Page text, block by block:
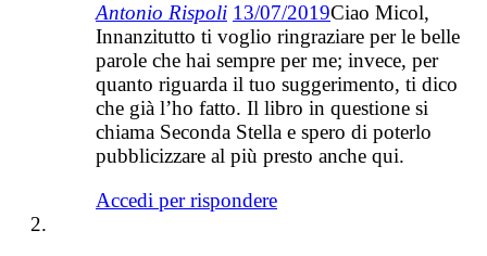
Antonio Rispoli 13/07/2019Ciao Micol,
Innanzitutto ti voglio ringraziare per le belle
parole che hai sempre per me; invece, per
quanto riguarda il tuo suggerimento, ti dico
che già l’ho fatto. Il libro in questione si
chiama Seconda Stella e spero di poterlo
pubblicizzare al più presto anche qui.
Accedi per rispondere